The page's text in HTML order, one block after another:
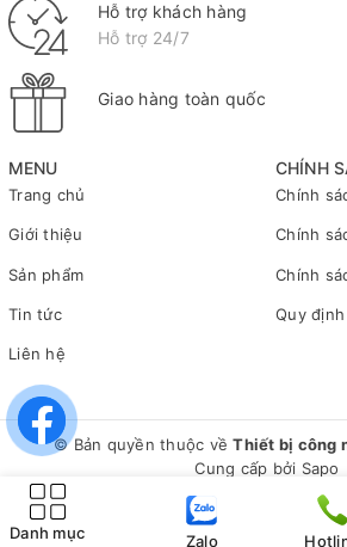
MENU
Trang chủ
Giới thiệu
Sản phẩm
Tin tức
Liên hệ
CHÍNH
Chính
Chính
Chính
Quy
Hỗ trợ khách hàng
Hỗ trợ 24/7
Giao hàng toàn quốc
© Bản quyền thuộc vềThiết bị công
Cung cấp bởi Sapo
Danh mục Zalo